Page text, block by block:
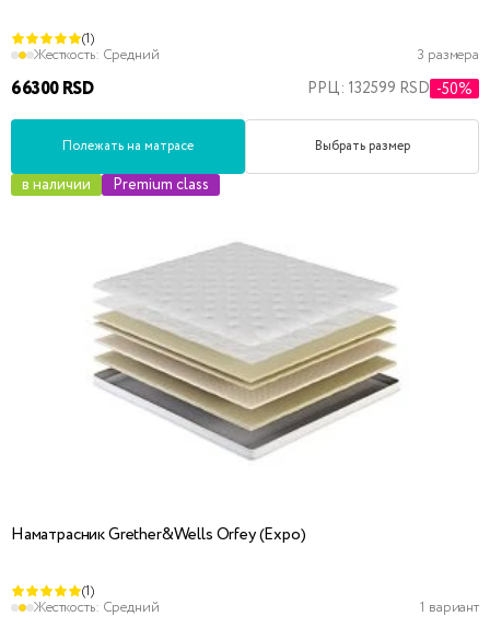
(1)
Жесткость: Средний 3 размера
66300 RSD РРЦ: 132599 RSD -50%
Полежать на матрасе Выбрать размер
в наличии Premium class
Наматрасник Grether&Wells Orfey (Expo)
(1)
Жесткость: Средний 1 вариант